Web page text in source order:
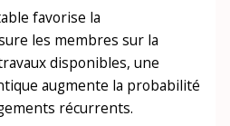
favorise la
les membres sur la
disponibles, une
augmente la probabilité
récurrents.